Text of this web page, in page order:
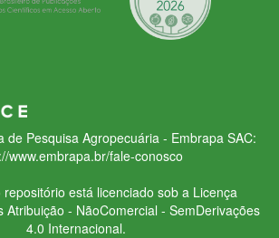
de Pesquisa Agropecuária - Embrapa SAC:
www.embrapa.br/fale-conosco
está licenciado sob a Licença
Atribuição - NãoComercial - SemDerivações
4.0 Internacional.